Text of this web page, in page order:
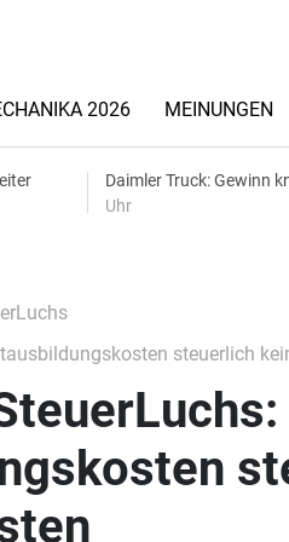
2026 MEINUNGEN
Daimler Truck: Gewinn
Uhr
steuerlich